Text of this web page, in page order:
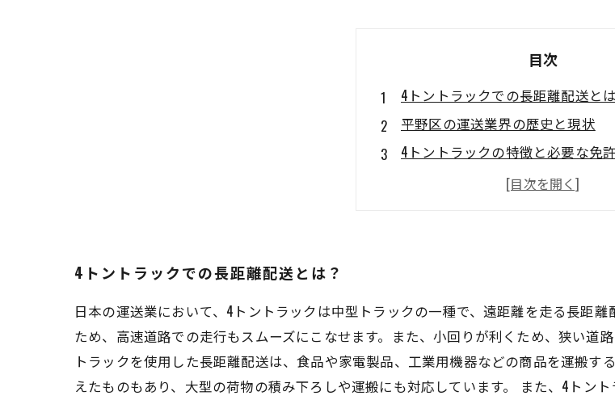
目次
4トントラックでの長距離配送と
平野区の運送業界の歴史と現状
4トントラックの特徴と必要な免
物流のニーズに応える平野区の運
4トントラックでの長距離配送とは？
日本の運送業において、4トントラックは中型トラックの一種で、遠距離を走る長距
ため、高速道路での走行もスムーズにこなせます。また、小回りが利くため、狭い道
トラックを使用した長距離配送は、食品や家電製品、工業用機器などの商品を運搬
えたものもあり、大型の荷物の積み下ろしや運搬にも対応しています。 また、4トン